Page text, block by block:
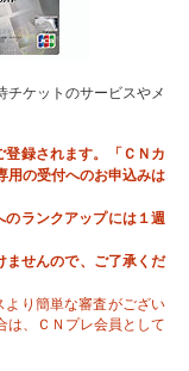
チケットのサービスやメ
録されます。「ＣＮカ
用の受付へのお申込みは
ランクアップには１週
せんので、ご了承くだ
り簡単な審査がござい
は、ＣＮプレ会員として